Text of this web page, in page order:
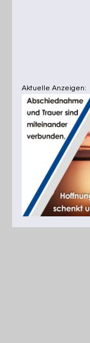
Aktuelle Anzeigen: